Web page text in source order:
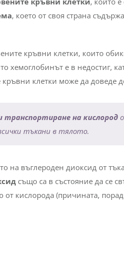
могат да доведат до сериозно
кръвни клетки, който е
, което от своя страна
кръвни клетки, които
хемоглобинът е в недостиг,
транспортиране на кислород
тъкани в тялото.